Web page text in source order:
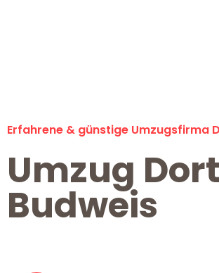
Erfahrene & günstige Umzugsfirma
Umzug
Budweis